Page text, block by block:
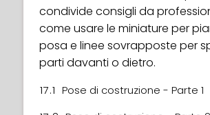
condivide consigli da
come usare le miniature per
posa e linee sovrapposte per
parti davanti o dietro.
17.1 Pose di costruzione - Parte 1